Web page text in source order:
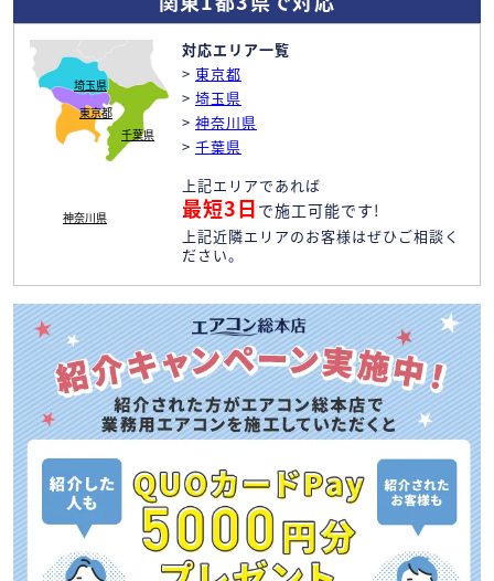
東京都
埼玉県
神奈川県
千葉県
対応エリア一覧
> 東京都
> 埼玉県
> 神奈川県
> 千葉県
上記エリアであれば
最短3日 で施工可能です!
上記近隣エリアのお客様はぜひご相談く
ださい。